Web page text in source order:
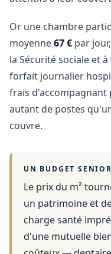
Or une chambre
moyenne67 € par
la Sécurité sociale et
forfait journalier
frais d'accompagnant
autant de postes
couvre.
UN BUDGET
Le prix du m²
un patrimoine et
charge santé
d'une mutuelle